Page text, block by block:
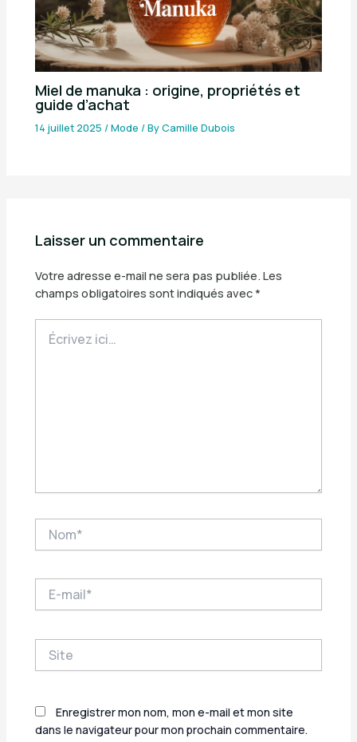
Miel de manuka : origine, propriétés et
guide d’achat
14 juillet 2025/Mode / ByCamille Dubois
Laisser un commentaire
Votre adresse e-mail ne sera pas publiée. Les
champs obligatoires sont indiqués avec *
ici…
mail*
Enregistrer mon nom, mon e-mail et mon site
dans le navigateur pour mon prochain commentaire.